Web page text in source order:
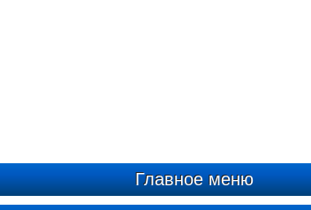
Главное меню